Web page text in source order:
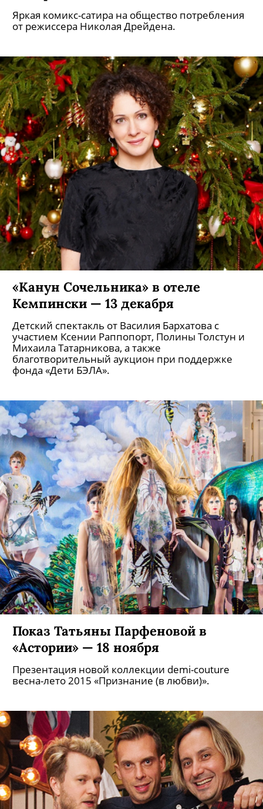
Яркая комикс-сатира на общество потребления
от режиссера Николая Дрейдена.
«Канун Сочельника» в отеле
Кемпински — 13 декабря
Детский спектакль от Василия Бархатова с
участием Ксении Раппопорт, Полины Толстун и
Михаила Татарникова, а также
благотворительный аукцион при поддержке
фонда «Дети БЭЛА».
Показ Татьяны Парфеновой в
«Астории» — 18 ноября
Презентация новой коллекции demi-couture
весна-лето 2015 «Признание (в любви)».